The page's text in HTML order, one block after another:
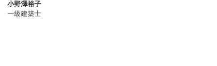
小野澤裕子
一級建築士